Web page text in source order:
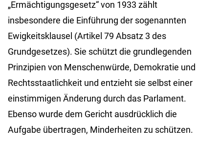
„Ermächtigungsgesetz“ von 1933 zählt
insbesondere die Einführung der sogenannten
Ewigkeitsklausel (Artikel 79 Absatz 3 des
Grundgesetzes). Sie schützt die grundlegenden
Prinzipien von Menschenwürde, Demokratie und
Rechtsstaatlichkeit und entzieht sie selbst einer
einstimmigen Änderung durch das Parlament.
Ebenso wurde dem Gericht ausdrücklich die
Aufgabe übertragen, Minderheiten zu schützen.